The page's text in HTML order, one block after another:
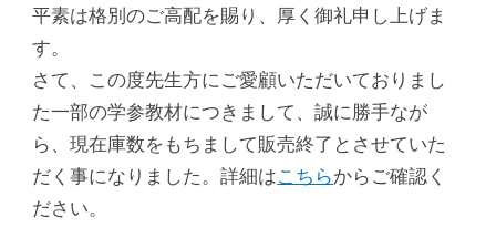
平素は格別のご高配を賜り、厚く御礼申し上げま
す。
さて、この度先生方にご愛顧いただいておりまし
た一部の学参教材につきまして、誠に勝手なが
ら、現在庫数をもちまして販売終了とさせていた
だく事になりました。詳細はこちらからご確認く
ださい。